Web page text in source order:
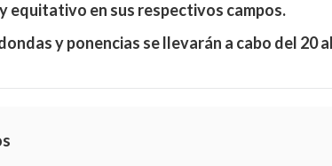
equitativo en sus respectivos campos.
y ponencias se llevarán a cabo del 20